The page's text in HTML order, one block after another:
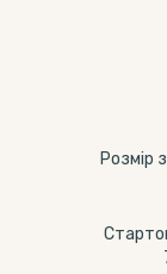
Розмір